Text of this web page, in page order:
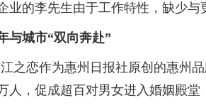
业的李先生由于工作特性，缺少
与城市“双向奔赴”
恋作为惠州日报社原创的惠州品
人，促成超百对男女进入婚姻殿